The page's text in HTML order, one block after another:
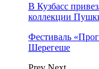
В Кузбасс
коллекции
Фестиваль
Шерегеше